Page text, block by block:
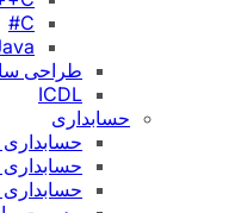
C#
طراحی
ICDL
حسابداری
حسابداری